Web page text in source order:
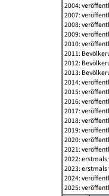
2004:
2007:
2008:
2009:
2010:
2011:
2012:
2013:
2014:
2015:
2016:
2017:
2018:
2019:
2020:
2021:
2022:
2023:
2024:
2025: